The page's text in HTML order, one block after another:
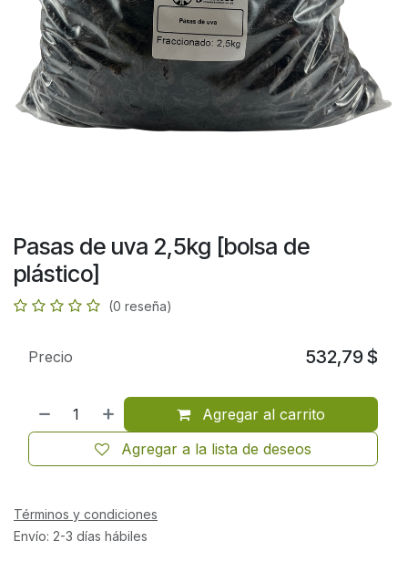
Pasas de uva 2,5kg [bolsa de
plástico]
(0 reseña)
Agregar al carrito
Agregar a la lista de deseos
Precio 532,79$
Términos y condiciones
Envío: 2-3 días hábiles